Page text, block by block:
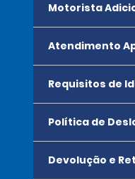
Motorista
Atendimento
Requisitos de
Política de
Devolução e